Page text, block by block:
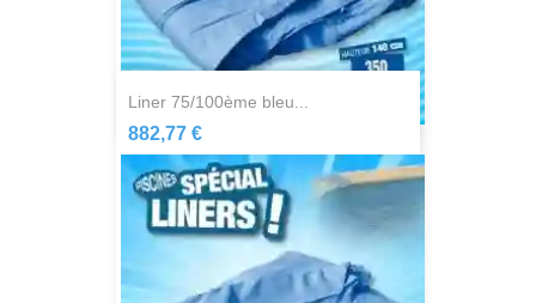
liner 75/100ème bleu...
882,77 €